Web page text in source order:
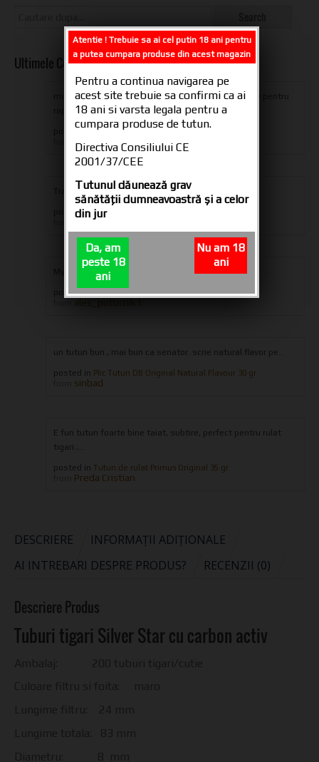
Ultimele Comentarii
multumesc din suflet oameni dragi pentru produs si pentru
rapiditatea livrarii,ramaneti aceiasi...
Tuburi tigari CARTEL 200
iulian eugen
Transport only in Romania
posted in Transport si Plata
Administrator
My order is on hold whay
posted inTransport si Plata
un tutun bun , mai bun ca senator. scrie natural flavor pe...
posted in Plic Tutun DB Original Natural Flavour 30 gr
sinbad
E fun tutun foarte bine taiat, subtire, perfect pentru rulat
tigari ;...
posted in Tutun de rulat Primus Original 35 gr
Preda Cristian
DESCRIERE
INFORMAȚII ADIȚIONALE
AI INTREBARI DESPRE PRODUS?
RECENZII (0)
Descriere Produs
Tuburi tigari Silver Star cu carbon activ
Atentie ! Trebuie sa ai cel putin 18 ani pentru
a putea cumpara produse din acest magazin
Pentru a continua navigarea pe
acest site trebuie sa confirmi ca ai
18 ani si varsta legala pentru a
cumpara produse de tutun.
Directiva Consiliului CE
2001/37/CEE
Tutunul dăunează grav
sănătăţii dumneavoastră şi a celor
din jur
Da, am
peste 18
ani
Nu am 18
ani